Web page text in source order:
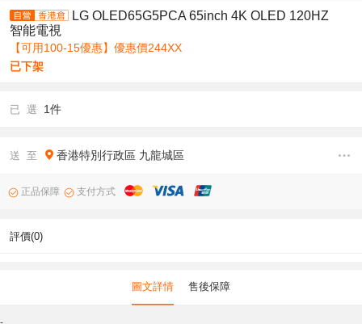
LG OLED65G5PCA 65inch 4K OLED 120HZ
智能電視
【可用100-15優惠】優惠價244XX
已下架
已 選 1件
送 至 香港特別行政區 九龍城區
正品保障 支付方式
評價(0)
圖文詳情 售後保障